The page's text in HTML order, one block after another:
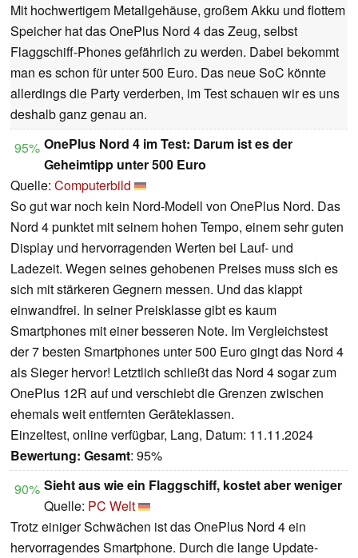
Mit hochwertigem Metallgehäuse, großem Akku und flottem
Speicher hat das OnePlus Nord 4 das Zeug, selbst
Flaggschiff-Phones gefährlich zu werden. Dabei bekommt
man es schon für unter 500 Euro. Das neue SoC könnte
allerdings die Party verderben, im Test schauen wir es uns
deshalb ganz genau an.
95% OnePlus Nord 4 im Test: Darum ist es der
Geheimtipp unter 500 Euro
Quelle: Computerbild
So gut war noch kein Nord-Modell von OnePlus Nord. Das
Nord 4 punktet mit seinem hohen Tempo, einem sehr guten
Display und hervorragenden Werten bei Lauf- und
Ladezeit. Wegen seines gehobenen Preises muss sich es
sich mit stärkeren Gegnern messen. Und das klappt
einwandfrei. In seiner Preisklasse gibt es kaum
Smartphones mit einer besseren Note. Im Vergleichstest
der 7 besten Smartphones unter 500 Euro gingt das Nord 4
als Sieger hervor! Letztlich schließt das Nord 4 sogar zum
OnePlus 12R auf und verschiebt die Grenzen zwischen
ehemals weit entfernten Geräteklassen.
Einzeltest, online verfügbar, Lang, Datum: 11.11.2024
Bewertung: Gesamt: 95%
90% Sieht aus wie ein Flaggschiff, kostet aber weniger
Quelle: PC Welt
Trotz einiger Schwächen ist das OnePlus Nord 4 ein
hervorragendes Smartphone. Durch die lange Update-